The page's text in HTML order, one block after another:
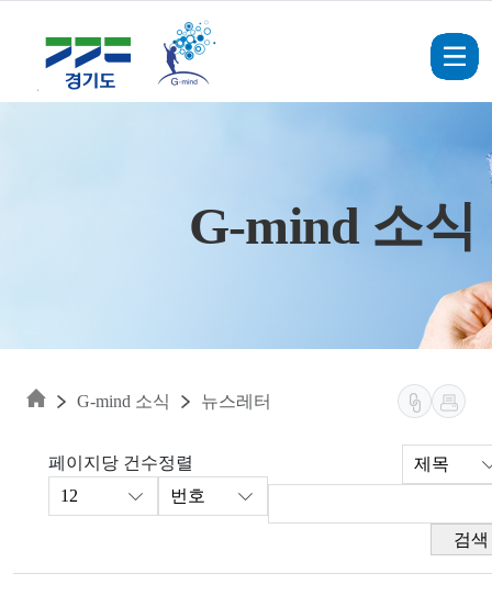
G-mind 소식
G-mind 소식 뉴스레터
페이지당 건수정렬
검색